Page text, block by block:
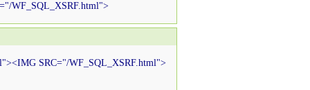
WF_SQL_XSRF.html">
SRC="/WF_SQL_XSRF.html">